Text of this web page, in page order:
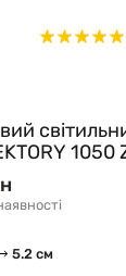
1050
5.2 см